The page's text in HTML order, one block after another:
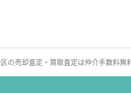
の売却査定・買取査定は仲介手数料